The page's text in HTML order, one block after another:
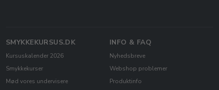
SMYKKEKURSUS.DK
Kursuskalender 2026
Smykkekurser
Mød vores undervisere
INFO & FAQ
Nyhedsbreve
Webshop problemer
Produktinfo